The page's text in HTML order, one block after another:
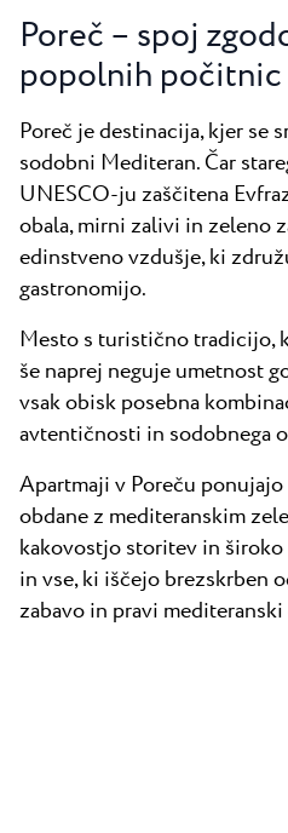
Vsi resorti
Dogodki
Plaže
Plava Laguna Sport
Aktivne počitnice
Marine
Gastronomija
Pepi Club
Raziščite vse
Novice
Kontakt
Poreč – spoj
popolnih počitnic
Poreč je destinacija, kjer se
sodobni Mediteran. Čar
UNESCO-ju zaščitena
obala, mirni zalivi in zeleno
edinstveno vzdušje, ki
gastronomijo.
Mesto s turistično tradicijo,
še naprej neguje umetnost
vsak obisk posebna
avtentičnosti in sodobnega
Apartmajiv Poreču
obdane z mediteranskim
kakovostjo storitev in
in vse, ki iščejo brezskrben
zabavo in pravi mediteranski